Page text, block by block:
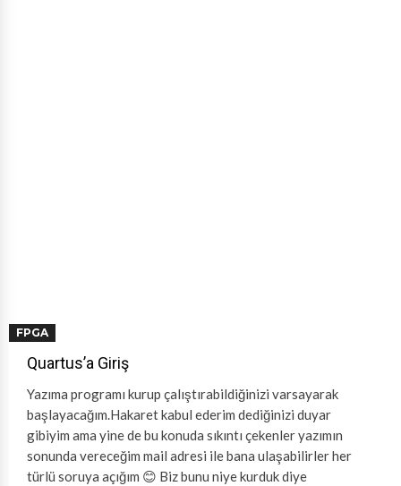
FPGA
Quartus’a Giriş
Yazıma programı kurup çalıştırabildiğinizi varsayarak
başlayacağım.Hakaret kabul ederim dediğinizi duyar
gibiyim ama yine de bu konuda sıkıntı çekenler yazımın
sonunda vereceğim mail adresi ile bana ulaşabilirler her
türlü soruya açığım 😊 Biz bunu niye kurduk diye